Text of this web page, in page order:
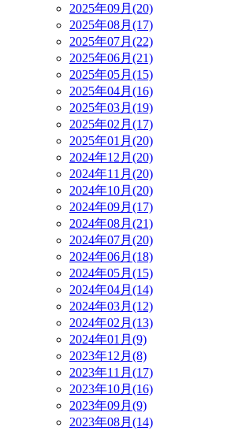
2025年09月(20)
2025年08月(17)
2025年07月(22)
2025年06月(21)
2025年05月(15)
2025年04月(16)
2025年03月(19)
2025年02月(17)
2025年01月(20)
2024年12月(20)
2024年11月(20)
2024年10月(20)
2024年09月(17)
2024年08月(21)
2024年07月(20)
2024年06月(18)
2024年05月(15)
2024年04月(14)
2024年03月(12)
2024年02月(13)
2024年01月(9)
2023年12月(8)
2023年11月(17)
2023年10月(16)
2023年09月(9)
2023年08月(14)